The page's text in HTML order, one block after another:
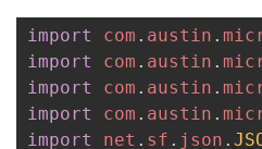
import com . austin .
import
com . austin .
import
com . austin .
import
com . austin .
import
net . sf . json .